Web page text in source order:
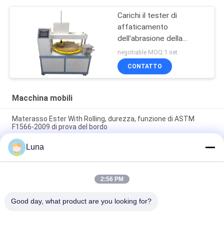
Carichi il tester di
affaticamento
dell'abrasione della
macchina per colata
continua 90KG, tester di
superficie di metodo
negotiable MOQ:1 set
CONTATTO
Macchina mobili
Materasso Ester With Rolling, durezza, funzione di ASTM
F1566-2009 di prova del bordo
Lo SpA controlla lo strumento della prova della durevolezza
della parte girevole della sedia, nessun impatto, vero simula
Forza completa di caricamento del sofà della macchina di
prova della mobilia di QB/T 1952,1/del bracciolo tester 250N di
Luna
2:56 PM
Good day, what product are you looking for?